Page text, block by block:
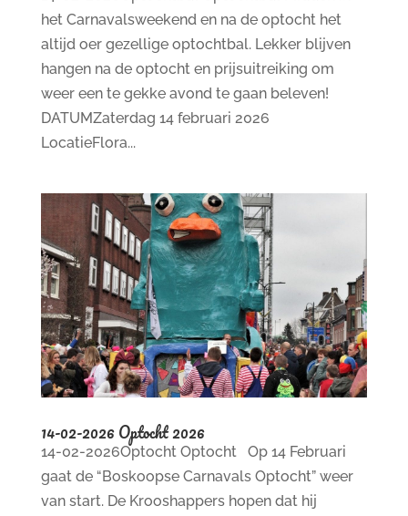
het Carnavalsweekend en na de optocht het
altijd oer gezellige optochtbal. Lekker blijven
hangen na de optocht en prijsuitreiking om
weer een te gekke avond te gaan beleven!
DATUMZaterdag 14 februari 2026
LocatieFlora...
14-02-2026 Optocht 2026
14-02-2026Optocht Optocht Op 14 Februari
gaat de “Boskoopse Carnavals Optocht” weer
van start. De Krooshappers hopen dat hij